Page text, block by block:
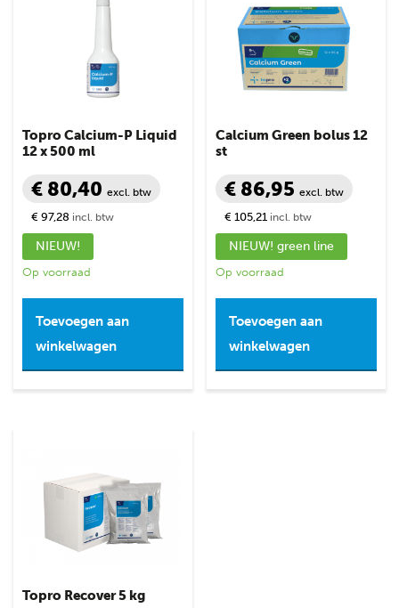
Topro Calcium-P Liquid
12 x 500 ml
€ 80,40 excl. btw
€ 97,28 incl. btw
NIEUW!
Op voorraad
Toevoegen aan
winkelwagen
Calcium Green bolus 12
st
€ 86,95excl. btw
€ 105,21 incl. btw
NIEUW! green line
Op voorraad
Toevoegen aan
winkelwagen
Topro Recover 5 kg